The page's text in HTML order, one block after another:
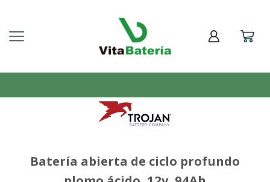
Batería abierta de ciclo profundo